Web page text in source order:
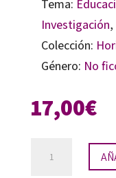
Tema:
Investigación,
Colección:
Género: No
17,00€